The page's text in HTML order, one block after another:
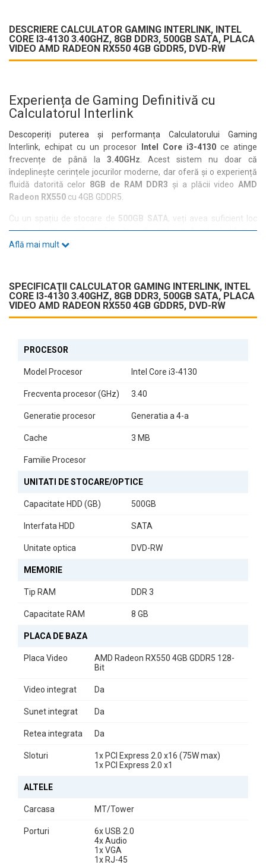
DESCRIERE CALCULATOR GAMING INTERLINK, INTEL
CORE I3-4130 3.40GHZ, 8GB DDR3, 500GB SATA, PLACA
VIDEO AMD RADEON RX550 4GB GDDR5, DVD-RW
Experiența de Gaming Definitivă cu
Calculatorul Interlink
Descoperiți puterea și performanța Calculatorului Gaming
Interlink, echipat cu un procesor
Intel Core i3-4130ce atinge
frecvențe de până la 3.40GHz . Acest sistem nu doar că
îndeplinește cerințele jocurilor moderne, dar oferă și o experiență
fluidă datorită celor 8GB de RAM DDR3 și a plăcii videoAMD
Radeon RX550 cu 4GB GDDR5.
Cu un spațiu de stocare de 500GB SATA , veți avea suficient loc
pentru toate jocurile, aplicațiile și fișierele preferate. Indiferent
dacă sunteți un gamer pasionat sau un utilizator obișnuit, acest
ventilație optimă pentru a menține componentele la temperaturi
scăzute.
Calculatorul Interlink este dotat cu o varietate de porturi, inclusiv
veți putea savura o experiență multimedia completă fără a
creative, Calculatorul Gaming Interlink este alegerea ideală pentru
cei care caută un echilibru perfect între performanță și eficiență.
Alegeți-l și transformați-vă modul de a experimenta tehnologia!
Află mai mult
SPECIFICAŢII CALCULATOR GAMING INTERLINK, INTEL
CORE I3-4130 3.40GHZ, 8GB DDR3, 500GB SATA, PLACA
VIDEO AMD RADEON RX550 4GB GDDR5, DVD-RW
PROCESOR
Model Procesor Intel Core i3-4130
Frecventa procesor (GHz) 3.40
Generatie procesor Generatia a 4-a
Cache 3 MB
Familie Procesor
UNITATI DE STOCARE/OPTICE
Capacitate HDD (GB) 500GB
Interfata HDD SATA
Unitate optica DVD-RW
MEMORIE
Tip RAM DDR 3
Capacitate RAM 8 GB
PLACA DE BAZA
Placa Video
AMD Radeon RX550 4GB GDDR5 128-
Bit
Video integrat Da
Sunet integrat Da
Retea integrata Da
Sloturi
1x PCI Express 2.0 x16 (75W max)
1x PCI Express 2.0 x1
ALTELE
Carcasa MT/Tower
Porturi
6x USB 2.0
4x Audio
1x VGA
1x RJ-45